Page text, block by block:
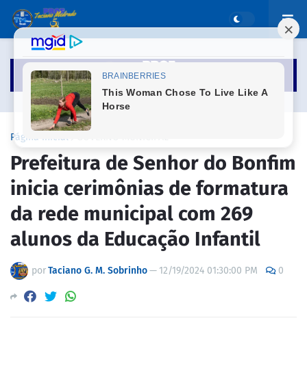
Página inicial
Prefeitura de Senhor do Bonfim
inicia cerimônias de formatura
da rede municipal com 269
alunos da Educação Infantil
porTaciano G. M. Sobrinho— 12/19/2024 01:30:00 PM 0